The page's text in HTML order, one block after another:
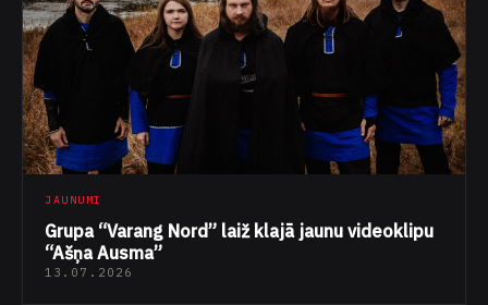
JAUNUMI
Grupa “Varang Nord” laiž klajā jaunu videoklipu
“Ašņa Ausma”
13.07.2026